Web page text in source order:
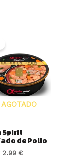
AGOTADO
Spirit
de Pollo
original
era:
3.50 €.
2.99 €
es:
2.99 €.